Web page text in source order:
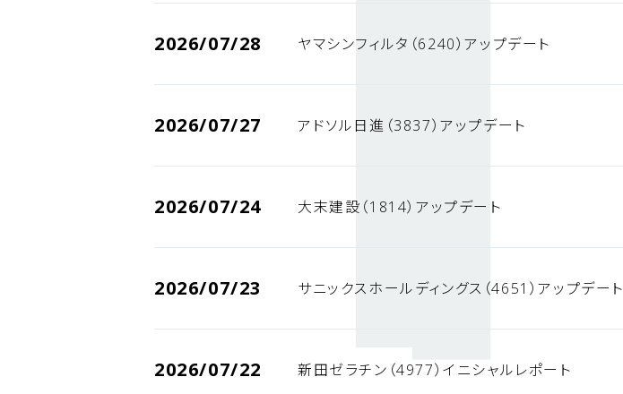
2026/07/28 ヤマシンフィルタ（6240）アップデート
2026/07/27 アドソル日進（3837）アップデート
2026/07/24 大末建設（1814）アップデート
2026/07/23 サニックスホールディングス（4651）アップデート
2026/07/22 新田ゼラチン（4977）イニシャルレポート